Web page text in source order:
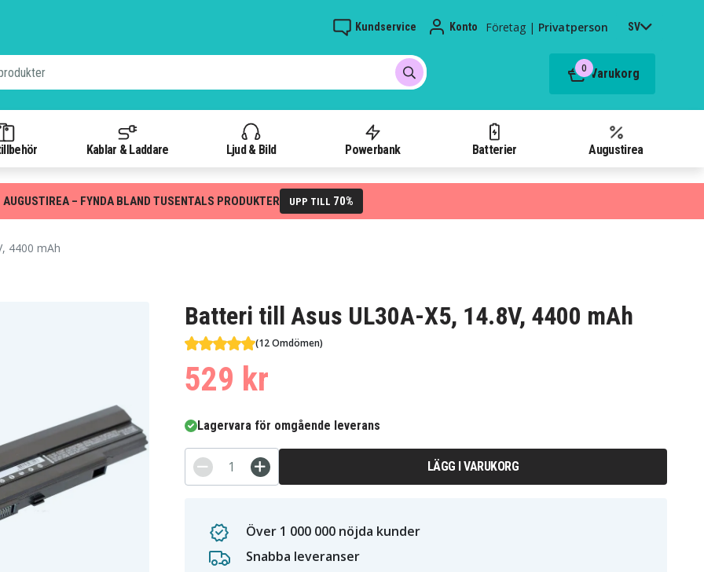
Kundservice Konto Företag | Privatperson SV
0 Varukorg
Kablar & Laddare Ljud & Bild Powerbank Batterier Augustirea
AUGUSTIREA – FYNDA BLAND TUSENTALS PRODUKTER UPP TILL 70%
4400 mAh
Batteri till Asus UL30A-X5, 14.8V, 4400 mAh
(12 Omdömen)
529 kr
Lagervara för omgående leverans
LÄGG I VARUKORG
Över 1 000 000 nöjda kunder
Snabba leveranser